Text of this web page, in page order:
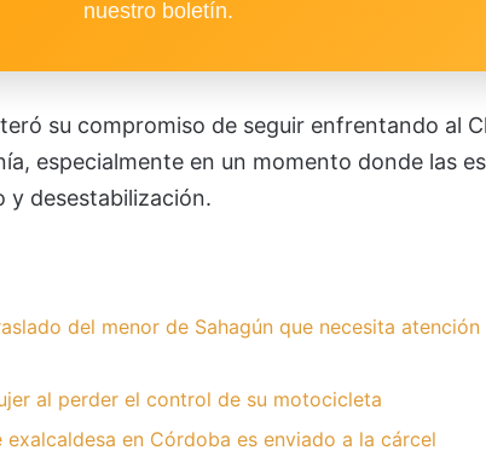
nuestro boletín.
su compromiso de seguir enfrentando al
especialmente en un momento donde las
y desestabilización.
del menor de Sahagún que necesita atención
al perder el control de su motocicleta
exalcaldesa en Córdoba es enviado a la cárcel